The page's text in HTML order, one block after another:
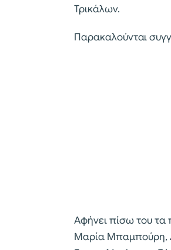
Τρικάλων.
Παρακαλούνται
Αφήνει πίσω του τα
Μαρία Μπαμπούρη,